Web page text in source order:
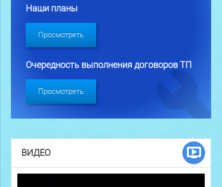
Наши планы
Просмотреть
Очередность выполнения договоров ТП
Просмотреть
ВИДЕО